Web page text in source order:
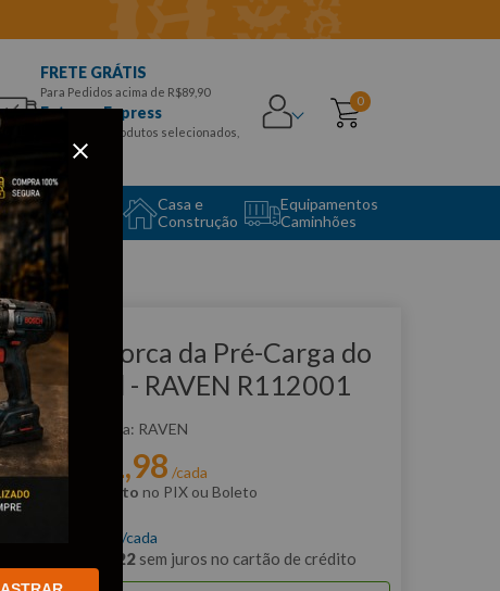
FRETE GRÁTIS
Para Pedidos acima de R$89,90
Entrega Express
para CEPS e produtos selecionados,
Aproveite!
0
Center
Casa e
Construção
Equipamentos
Caminhões
e veja!
p/ Porca da Pré-Carga do
- RAVEN R112001
:R112001 RAVEN
R$ 241,98 /cada
5% de desconto no PIX ou Boleto
/cada
22sem juros no cartão de crédito